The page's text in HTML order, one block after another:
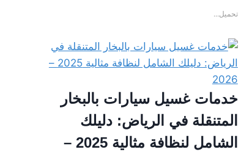
تحميل...
خدمات غسيل سيارات بالبخار
المتنقلة في الرياض: دليلك
الشامل لنظافة مثالية 2025 –